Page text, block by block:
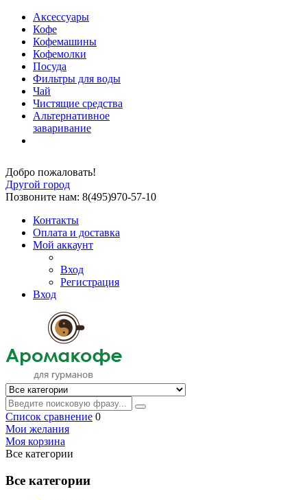
Аксессуары
Кофе
Кофемашины
Кофемолки
Посуда
Фильтры для воды
Чай
Чистящие средства
Альтернативное
заваривание
Добро пожаловать!
Другой город
Позвоните нам: 8(495)970-57-10
Контакты
Оплата и доставка
Мой аккаунт
Вход
Регистрация
Вход
Список сравнение 0
Мои желания
Моя корзина
Все категории
Все категории